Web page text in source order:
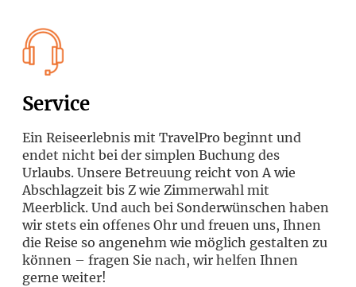
Service
Ein Reiseerlebnis mit TravelPro beginnt und
endet nicht bei der simplen Buchung des
Urlaubs. Unsere Betreuung reicht von A wie
Abschlagzeit bis Z wie Zimmerwahl mit
Meerblick. Und auch bei Sonderwünschen haben
wir stets ein offenes Ohr und freuen uns, Ihnen
die Reise so angenehm wie möglich gestalten zu
können – fragen Sie nach, wir helfen Ihnen
gerne weiter!